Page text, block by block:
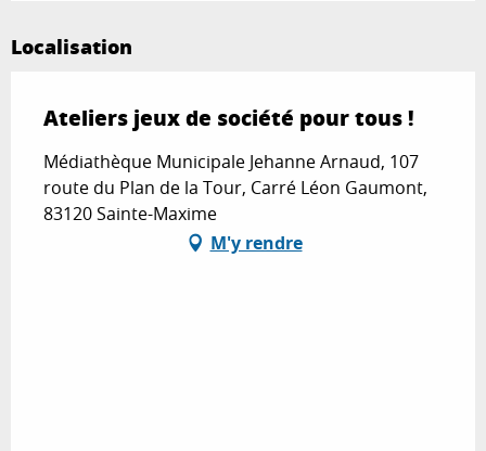
Localisation
Ateliers jeux de société pour tous !
Médiathèque Municipale Jehanne Arnaud, 107
route du Plan de la Tour, Carré Léon Gaumont,
83120 Sainte-Maxime
M'y rendre